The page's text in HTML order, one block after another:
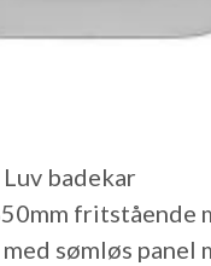
badekar
fritstående
sømløs panel